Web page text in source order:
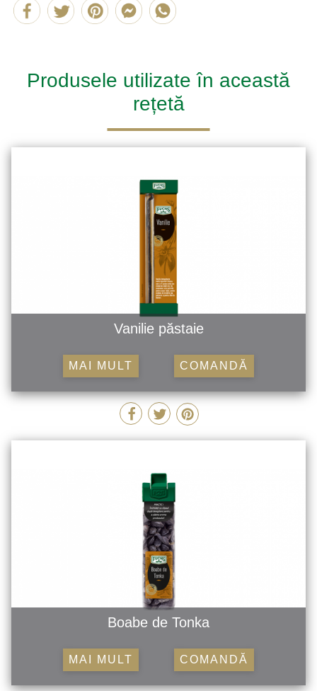
Produsele utilizate în această
rețetă
Vanilie păstaie
MAI MULT COMANDĂ
Boabe de Tonka
MAI MULT COMANDĂ